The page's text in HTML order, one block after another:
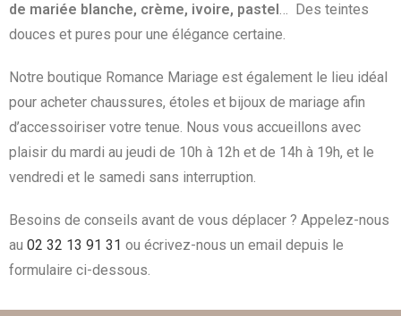
de mariée blanche, crème, ivoire, pastel … Des teintes
douces et pures pour une élégance certaine.
Notre boutique Romance Mariage est également le lieu idéal
pour acheter chaussures, étoles et bijoux de mariage afin
d’accessoiriser votre tenue. Nous vous accueillons avec
plaisir du mardi au jeudi de 10h à 12h et de 14h à 19h, et le
vendredi et le samedi sans interruption.
Besoins de conseils avant de vous déplacer ? Appelez-nous
au 02 32 13 91 31 ou écrivez-nous un email depuis le
formulaire ci-dessous.